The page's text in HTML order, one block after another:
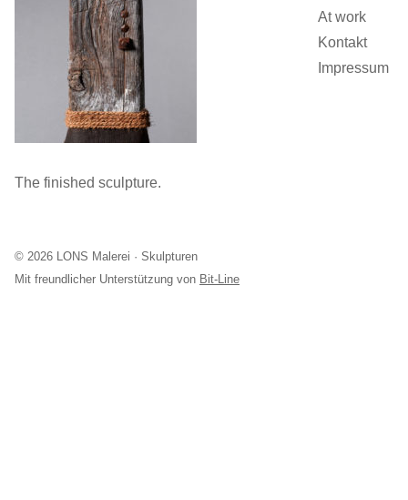
The finished sculpture.
At work
Kontakt
Impressum
© 2026 LONS Malerei · Skulpturen
Mit freundlicher Unterstützung von Bit-Line